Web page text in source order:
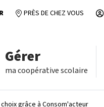
PRÈS DE CHEZ VOUS
Gérer
ma coopérative scolaire
grâce à Consom'acteur